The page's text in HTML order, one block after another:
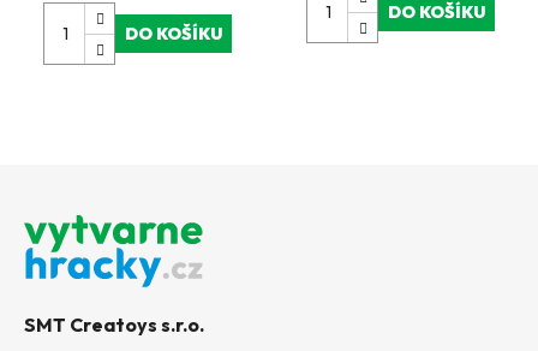
DO KOŠÍKU
DO KOŠÍKU
SMT Creatoys s.r.o.